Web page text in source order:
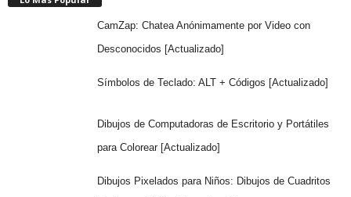
CamZap: Chatea Anónimamente por Video con
Desconocidos [Actualizado]
Símbolos de Teclado: ALT + Códigos [Actualizado]
Dibujos de Computadoras de Escritorio y Portátiles
para Colorear [Actualizado]
Dibujos Pixelados para Niños: Dibujos de Cuadritos